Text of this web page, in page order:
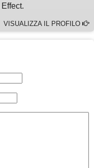
VISUALIZZA IL PROFILO